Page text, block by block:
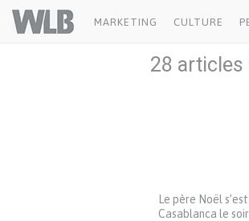
Welovebuzz
MARKETING CULTURE
28 articles
Le père Noël
Casablanca le